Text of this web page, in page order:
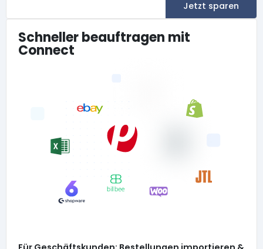
Jetzt sparen
Schneller beauftragen mit
Connect